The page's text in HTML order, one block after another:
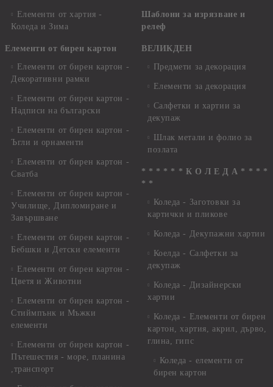
Елементи от хартия -
Коледа и Зима
Елементи от бирен картон
Елементи от бирен картон -
Декоративни рамки
Елементи от бирен картон -
Надписи на български
Елементи от бирен картон -
Ъгли и орнаменти
Елементи от бирен картон -
Сватба
Елементи от бирен картон -
Училище, Дипломиране и
Завършване
Елементи от бирен картон -
Бебшки и Детски елементи
Елементи от бирен картон -
Цветя и Животни
Елементи от бирен картон -
Стиймпънк и Мъжки
елементи
Елементи от бирен картон -
Пътешестия - море, планина
,транспорт
Шаблони за изрязване и
релеф
ВЕЛИКДЕН
Предмети за декорация
Елементи за декорация
Салфетки и хартии за
декупаж
Шлак метали и фолио за
позлата
* * * * * * К О Л Е Д А * * * *
* *
Коледа - Заготовки за
картички и пликове
Коледа - Декупажни хартии
Коелда - Салфетки за
декупаж
Коледа - Дизайнерски
хартии
Коледа - Eлементи от бирен
картон, хартия, акрил, дърво,
глина, гипс
Коледа - елементи от
бирен картон